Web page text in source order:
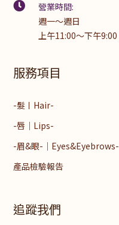
營業時間:
週一～週日
上午11:00～下午9:00
服務項目
-髮〡Hair-
-唇│Lips-
-眉&眼-│Eyes&Eyebrows-
產品檢驗報告
追蹤我們